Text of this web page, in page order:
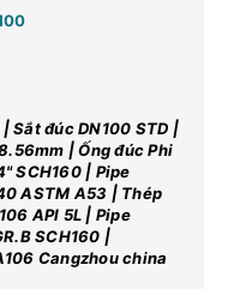
Sắt đúc DN100 STD |
| Ống đúc Phi
SCH160 | Pipe
ASTM A53 | Thép
API 5L | Pipe
SCH160 |
Cangzhou china